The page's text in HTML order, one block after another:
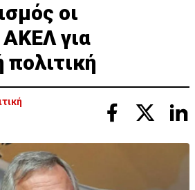
οι
ΑΚΕΛ για
πολιτική